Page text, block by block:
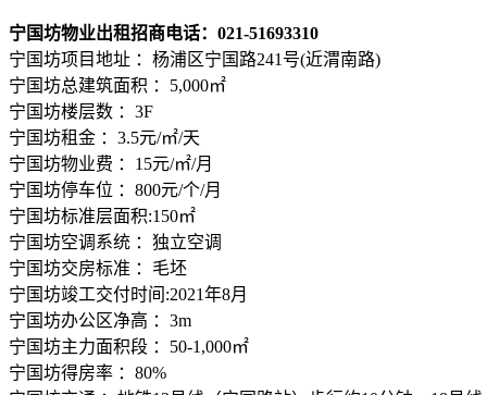
宁国坊物业出租招商电话：021-51693310
宁国坊项目地址 ：杨浦区宁国路241号(近渭南路)
宁国坊总建筑面积 ：5,000㎡
宁国坊楼层数 ：3F
宁国坊租金 ：3.5元/㎡/天
宁国坊物业费 ：15元/㎡/月
宁国坊停车位 ：800元/个/月
宁国坊标准层面积:150㎡
宁国坊空调系统 ：独立空调
宁国坊交房标准 ：毛坯
宁国坊竣工交付时间:2021年8月
宁国坊办公区净高 ：3m
宁国坊主力面积段 ：50-1,000㎡
宁国坊得房率 ：80%